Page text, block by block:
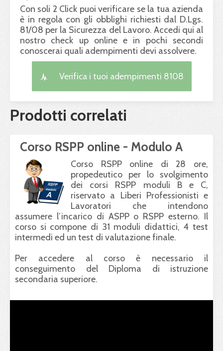
Con soli 2 Click puoi verificare se la tua azienda
è in regola con gli obblighi richiesti dal D.Lgs.
81/08 per la Sicurezza del Lavoro. Accedi qui al
nostro check up online e in pochi secondi
conoscerai quali adempimenti devi assolvere.
Verifica i tuoi adempimenti 8108
Prodotti correlati
Corso RSPP online - Modulo A
Corso RSPPonline di 28 ore,
propedeutico per lo svolgimento
dei corsi RSPP moduli B e C,
riservato a Liberi Professionisti e
Lavoratori che intendono
assumere l’incarico di ASPPo RSPP esterno. Il
corso si compone di 31 moduli didattici, 4 test
intermedi ed un test di valutazione finale.
Per accedere al corso è necessario il
conseguimento del Diploma di istruzione
secondaria superiore.